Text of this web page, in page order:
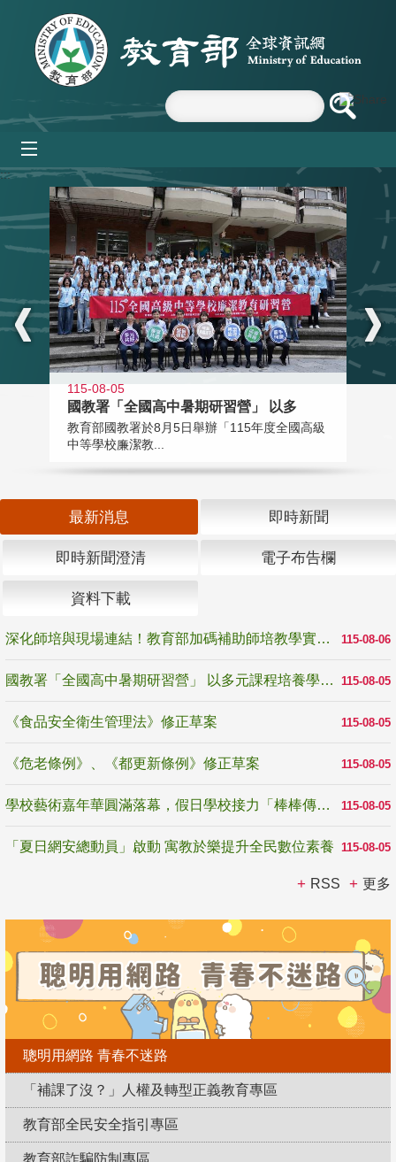
跳到主要內容區塊
:::
115-08-05
國教署「全國高中暑期研習營」 以多
教育部國教署於8月5日舉辦「115年度全國高級
中等學校廉潔教...
最新消息 即時新聞
即時新聞澄清 電子布告欄
資料下載
115-08-06
深化師培與現場連結！教育部加碼補助師培教學實踐研究 10月師培國際研討會交流教學實踐經驗
115-08-05
國教署「全國高中暑期研習營」 以多元課程培養學生瞭解誠信專業與倫理價值
115-08-05
《食品安全衛生管理法》修正草案
115-08-05
《危老條例》、《都更新條例》修正草案
115-08-05
學校藝術嘉年華圓滿落幕，假日學校接力「棒棒傳美感」
115-08-05
「夏日網安總動員」啟動 寓教於樂提升全民數位素養
RSS 更多
聰明用網路 青春不迷路
「補課了沒？」人權及轉型正義教育專區
教育部全民安全指引專區
教育部詐騙防制專區